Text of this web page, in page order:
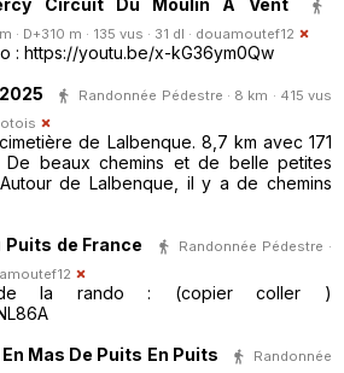
D+310 m · 135 vus · 31 dl · douamoutef12
: https://youtu.be/x-kG36ym0Qw
Randonnée Pédestre · 8 km · 415 vus
de Lalbenque. 8,7 km avec 171
beaux chemins et de belle petites
de Lalbenque, il y a de chemins
de France
Randonnée Pédestre ·
la rando : (copier coller )
Mas De Puits En Puits
Randonnée